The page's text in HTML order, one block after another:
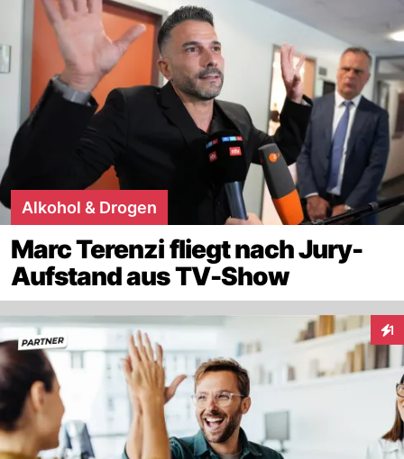
Alkohol & Drogen
Marc Terenzi fliegt nach Jury-
Aufstand aus TV-Show
1